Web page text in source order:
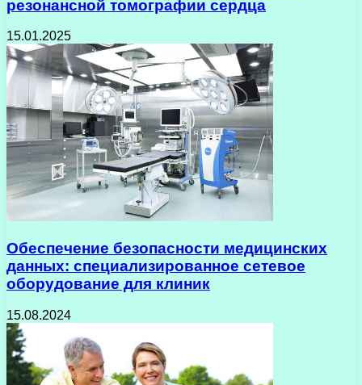
резонансной томографии сердца
15.01.2025
Обеспечение безопасности медицинских
данных: специализированное сетевое
оборудование для клиник
15.08.2024